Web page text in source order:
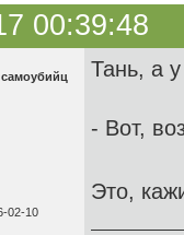
00:39:48
02-10
Тань, а
- Вот,
Это,